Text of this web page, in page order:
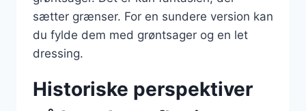
sætter grænser. For en sundere version kan
du fylde dem med grøntsager og en let
dressing.
Historiske perspektiver